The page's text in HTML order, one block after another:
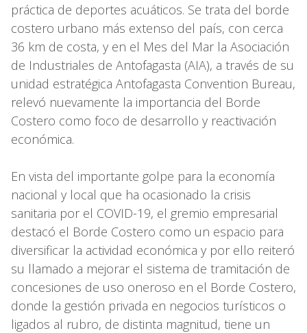
práctica de deportes acuáticos. Se trata del borde
costero urbano más extenso del país, con cerca
36 km de costa, y en el Mes del Mar la Asociación
de Industriales de Antofagasta (AIA), a través de su
unidad estratégica Antofagasta Convention Bureau,
relevó nuevamente la importancia del Borde
Costero como foco de desarrollo y reactivación
económica.
En vista del importante golpe para la economía
nacional y local que ha ocasionado la crisis
sanitaria por el COVID-19, el gremio empresarial
destacó el Borde Costero como un espacio para
diversificar la actividad económica y por ello reiteró
su llamado a mejorar el sistema de tramitación de
concesiones de uso oneroso en el Borde Costero,
donde la gestión privada en negocios turísticos o
ligados al rubro, de distinta magnitud, tiene un